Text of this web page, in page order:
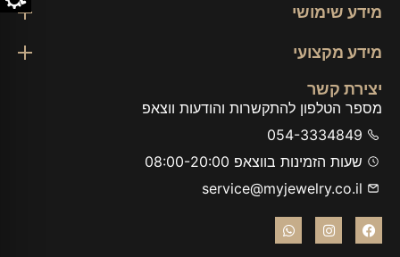
מידע שימושי
מידע מקצועי
יצירת קשר
מספר הטלפון להתקשרות והודעות ווצאפ
054-3334849
שעות הזמינות בווצאפ 08:00-20:00
service@myjewelry.co.il